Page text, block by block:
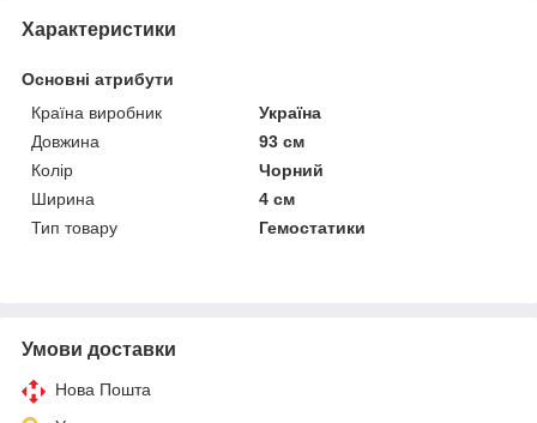
Характеристики
Основні атрибути
Країна виробник
Україна
Довжина
93 см
Колір
Чорний
Ширина
4 см
Тип товару
Гемостатики
Умови доставки
Нова Пошта